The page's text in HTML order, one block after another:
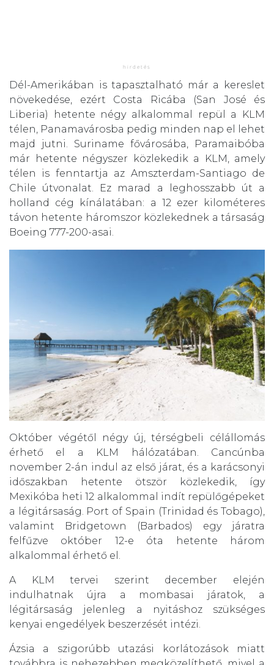
Dél-Amerikában is tapasztalható már a kereslet
növekedése, ezért Costa Ricába (San José és
Liberia) hetente négy alkalommal repül a KLM
télen, Panamavárosba pedig minden nap el lehet
majd jutni. Suriname fővárosába, Paramaibóba
már hetente négyszer közlekedik a KLM, amely
télen is fenntartja az Amszterdam-Santiago de
Chile útvonalat. Ez marad a leghosszabb út a
holland cég kínálatában: a 12 ezer kilométeres
távon hetente háromszor közlekednek a társaság
Boeing 777-200-asai.
Október végétől négy új, térségbeli célállomás
érhető el a KLM hálózatában. Cancúnba
november 2-án indul az első járat, és a karácsonyi
időszakban hetente ötször közlekedik, így
Mexikóba heti 12 alkalommal indít repülőgépeket
a légitársaság. Port of Spain (Trinidad és Tobago),
valamint Bridgetown (Barbados) egy járatra
felfűzve október 12-e óta hetente három
alkalommal érhető el.
A KLM tervei szerint december elején
indulhatnak újra a mombasai járatok, a
légitársaság jelenleg a nyitáshoz szükséges
kenyai engedélyek beszerzését intézi.
Ázsia a szigorúbb utazási korlátozások miatt